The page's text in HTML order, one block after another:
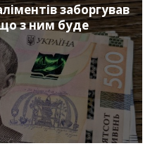
заборгував
з ним буде